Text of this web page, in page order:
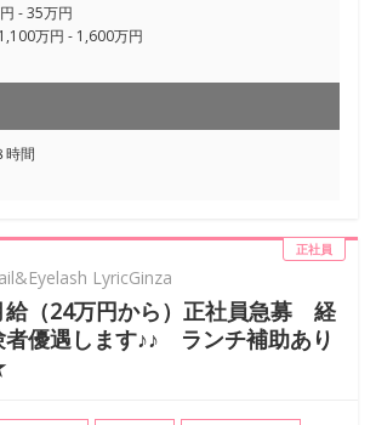
- 35万円
万円 - 1,600万円
時間
正社員
LyricGinza
給（24万円から）正社員急募 経
者優遇します♪♪ ランチ補助あり